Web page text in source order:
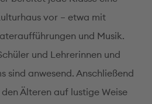
vor – etwa mit
und Musik.
und Lehrerinnen und
sind anwesend. Anschließend
Älteren auf lustige Weise